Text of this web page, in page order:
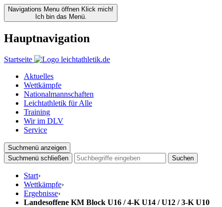
Navigations Menu öffnen Klick mich!
Ich bin das Menü.
Hauptnavigation
Startseite
Aktuelles
Wettkämpfe
Nationalmannschaften
Leichtathletik für Alle
Training
Wir im DLV
Service
Suchmenü anzeigen
Suchmenü schließen
Suchen
Start›
Wettkämpfe›
Ergebnisse›
Landesoffene KM Block U16 / 4-K U14 / U12 / 3-K U10